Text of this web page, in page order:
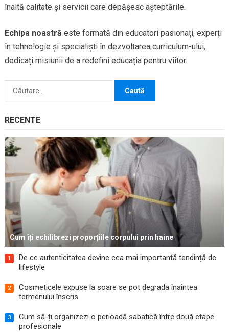
înaltă calitate și servicii care depășesc așteptările.
Echipa noastră este formată din educatori pasionați, experți
în tehnologie și specialiști în dezvoltarea curriculum-ului,
dedicați misiunii de a redefini educația pentru viitor.
Caută
RECENTE
Cum îți echilibrezi proporțiile corpului prin haine
1
De ce autenticitatea devine cea mai importantă tendință de
lifestyle
2
Cosmeticele expuse la soare se pot degrada înaintea
termenului înscris
3
Cum să-ți organizezi o perioadă sabatică între două etape
profesionale